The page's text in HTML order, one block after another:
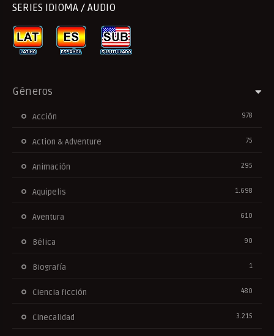
SERIES IDIOMA / AUDIO
Géneros
Acción 978
Action & Adventure 75
Animación 295
Aquipelis 1.698
Aventura 610
Bélica 90
Biografía 1
Ciencia ficción 480
Cinecalidad 3.215